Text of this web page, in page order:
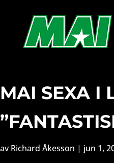
MAI SEXA I
avRichard Åkesson | jun 1,